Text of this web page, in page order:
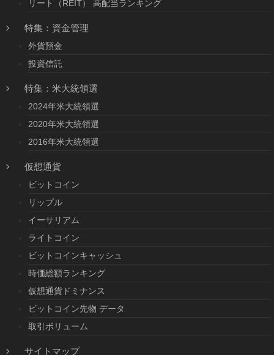
リート（REIT） 高配当ランキング
特集：資金管理
外貨預金
投資信託
特集：米大統領選
2024年米大統領選
2020年米大統領選
2016年米大統領選
仮想通貨
ビットコイン
リップル
イーサリアム
ライトコイン
ビットコインキャッシュ
時価総額ランキング
仮想通貨ドミナンス
ビットコイン先物 データ
取引ボリューム
サイトマップ